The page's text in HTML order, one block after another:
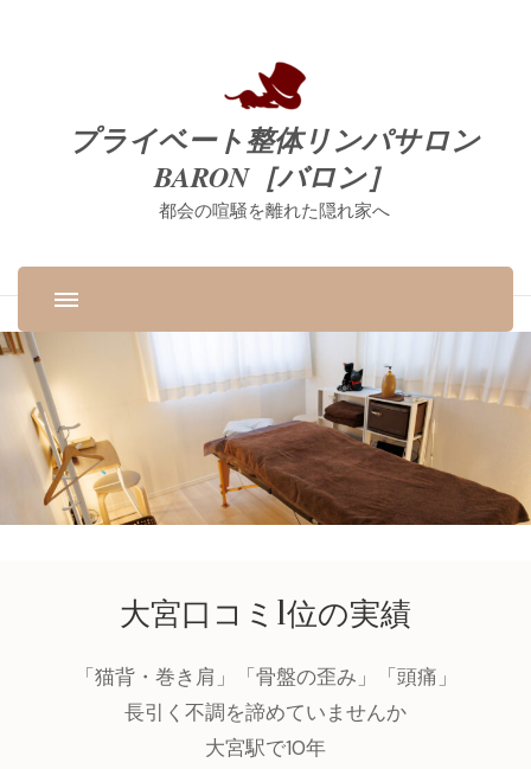
プライベート整体リンパサロン
BARON［バロン］
都会の喧騒を離れた隠れ家へ
大宮口コミ1位の実績
「猫背・巻き肩」「骨盤の歪み」「頭痛」
長引く不調を諦めていませんか
大宮駅で10年